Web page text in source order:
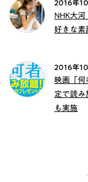
2016年10
NHK大
好きな素
2016年
映画「何
定で読み
も実施